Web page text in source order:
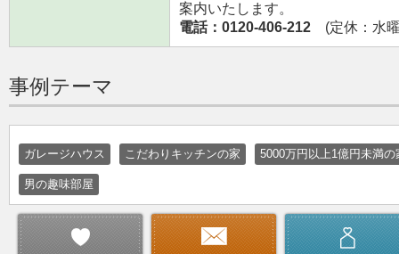
案内いたします。
電話：0120-406-212 (定休：水
事例テーマ
ガレージハウス こだわりキッチンの家 5000万円以上1億円未満の
男の趣味部屋